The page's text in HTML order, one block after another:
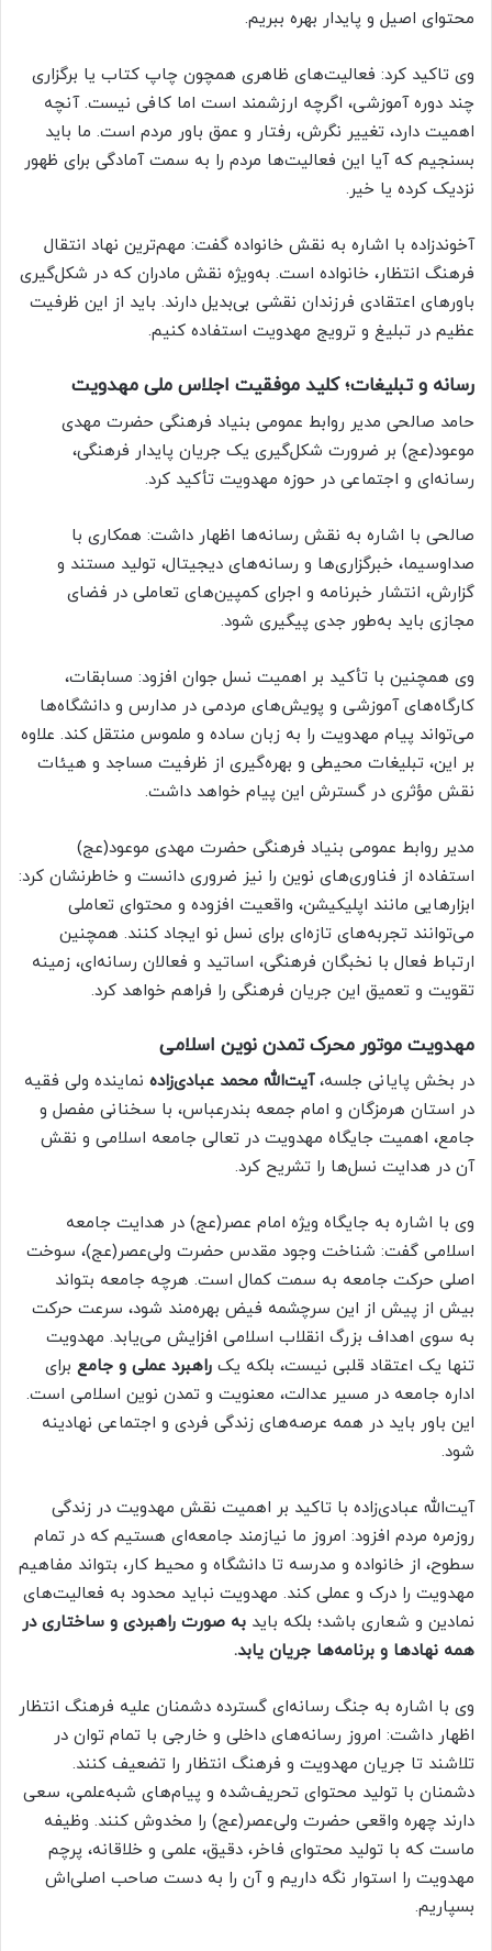
محتوای اصیل و پایدار بهره ببریم.
وی تاکید کرد: فعالیت‌های ظاهری همچون چاپ کتاب یا برگزاری
چند دوره آموزشی، اگرچه ارزشمند است اما کافی نیست. آنچه
اهمیت دارد، تغییر نگرش، رفتار و عمق باور مردم است. ما باید
بسنجیم که آیا این فعالیت‌ها مردم را به سمت آمادگی برای ظهور
نزدیک کرده یا خیر.
آخوندزاده با اشاره به نقش خانواده گفت: مهم‌ترین نهاد انتقال
فرهنگ انتظار، خانواده است. به‌ویژه نقش مادران که در شکل‌گیری
باورهای اعتقادی فرزندان نقشی بی‌بدیل دارند. باید از این ظرفیت
عظیم در تبلیغ و ترویج مهدویت استفاده کنیم.
رسانه و تبلیغات؛ کلید موفقیت اجلاس ملی مهدویت
حامد صالحی مدیر روابط عمومی بنیاد فرهنگی حضرت مهدی
موعود(عج) بر ضرورت شکل‌گیری یک جریان پایدار فرهنگی،
رسانه‌ای و اجتماعی در حوزه مهدویت تأکید کرد.
صالحی با اشاره به نقش رسانه‌ها اظهار داشت: همکاری با
صداوسیما، خبرگزاری‌ها و رسانه‌های دیجیتال، تولید مستند و
گزارش، انتشار خبرنامه و اجرای کمپین‌های تعاملی در فضای
مجازی باید به‌طور جدی پیگیری شود.
وی همچنین با تأکید بر اهمیت نسل جوان افزود: مسابقات،
کارگاه‌های آموزشی و پویش‌های مردمی در مدارس و دانشگاه‌ها
می‌تواند پیام مهدویت را به زبان ساده و ملموس منتقل کند. علاوه
بر این، تبلیغات محیطی و بهره‌گیری از ظرفیت مساجد و هیئات
نقش مؤثری در گسترش این پیام خواهد داشت.
مدیر روابط عمومی بنیاد فرهنگی حضرت مهدی موعود(عج)
استفاده از فناوری‌های نوین را نیز ضروری دانست و خاطرنشان کرد:
ابزارهایی مانند اپلیکیشن، واقعیت افزوده و محتوای تعاملی
می‌توانند تجربه‌های تازه‌ای برای نسل نو ایجاد کنند. همچنین
ارتباط فعال با نخبگان فرهنگی، اساتید و فعالان رسانه‌ای، زمینه
تقویت و تعمیق این جریان فرهنگی را فراهم خواهد کرد.
مهدویت موتور محرک تمدن نوین اسلامی
در بخش پایانی جلسه،آیت‌الله محمد عبادی‌زاده نماینده ولی فقیه
در استان هرمزگان و امام جمعه بندرعباس، با سخنانی مفصل و
جامع، اهمیت جایگاه مهدویت در تعالی جامعه اسلامی و نقش
آن در هدایت نسل‌ها را تشریح کرد.
وی با اشاره به جایگاه ویژه امام عصر(عج) در هدایت جامعه
اسلامی گفت: شناخت وجود مقدس حضرت ولی‌عصر(عج)، سوخت
اصلی حرکت جامعه به سمت کمال است. هرچه جامعه بتواند
بیش از پیش از این سرچشمه فیض بهره‌مند شود، سرعت حرکت
به سوی اهداف بزرگ انقلاب اسلامی افزایش می‌یابد. مهدویت
تنها یک اعتقاد قلبی نیست، بلکه یک راهبرد عملی و جامع برای
اداره جامعه در مسیر عدالت، معنویت و تمدن نوین اسلامی است.
این باور باید در همه عرصه‌های زندگی فردی و اجتماعی نهادینه
شود.
آیت‌الله عبادی‌زاده با تاکید بر اهمیت نقش مهدویت در زندگی
روزمره مردم افزود: امروز ما نیازمند جامعه‌ای هستیم که در تمام
سطوح، از خانواده و مدرسه تا دانشگاه و محیط کار، بتواند مفاهیم
مهدویت را درک و عملی کند. مهدویت نباید محدود به فعالیت‌های
نمادین و شعاری باشد؛ بلکه باید به صورت راهبردی و ساختاری در
همه نهادها و برنامه‌ها جریان یابد.
وی با اشاره به جنگ رسانه‌ای گسترده دشمنان علیه فرهنگ انتظار
اظهار داشت: امروز رسانه‌های داخلی و خارجی با تمام توان در
تلاشند تا جریان مهدویت و فرهنگ انتظار را تضعیف کنند.
دشمنان با تولید محتوای تحریف‌شده و پیام‌های شبه‌علمی، سعی
دارند چهره واقعی حضرت ولی‌عصر(عج) را مخدوش کنند. وظیفه
ماست که با تولید محتوای فاخر، دقیق، علمی و خلاقانه، پرچم
مهدویت را استوار نگه داریم و آن را به دست صاحب اصلی‌اش
بسپاریم.